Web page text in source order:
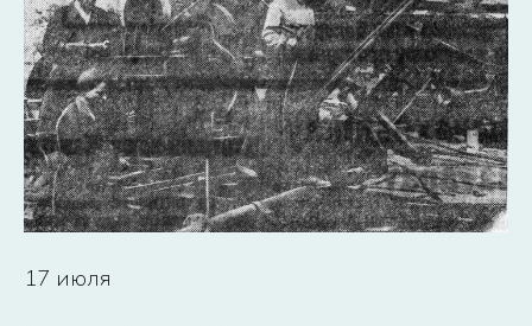
17 июля